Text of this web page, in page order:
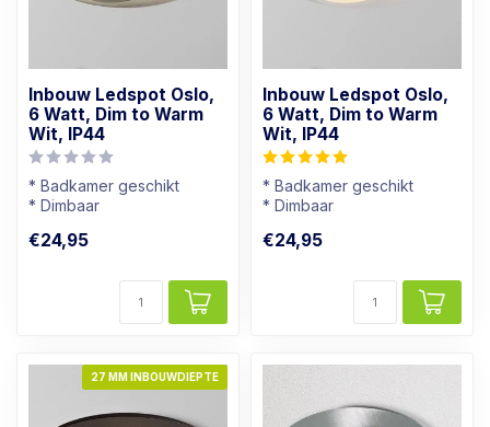
Inbouw Ledspot Oslo,
6 Watt, Dim to Warm
Wit, IP44
* Badkamer geschikt
* Dimbaar
* Rvs kleur armatuur
€24,95
Inbouw Ledspot Oslo,
6 Watt, Dim to Warm
Wit, IP44
* Badkamer geschikt
* Dimbaar
* Wit armatuur
€24,95
27 MM INBOUWDIEPTE